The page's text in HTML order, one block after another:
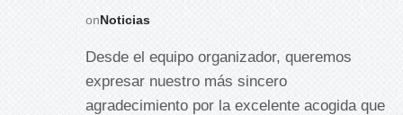
onNoticias
Desde el equipo organizador, queremos
expresar nuestro más sincero
agradecimiento por la excelente acogida que